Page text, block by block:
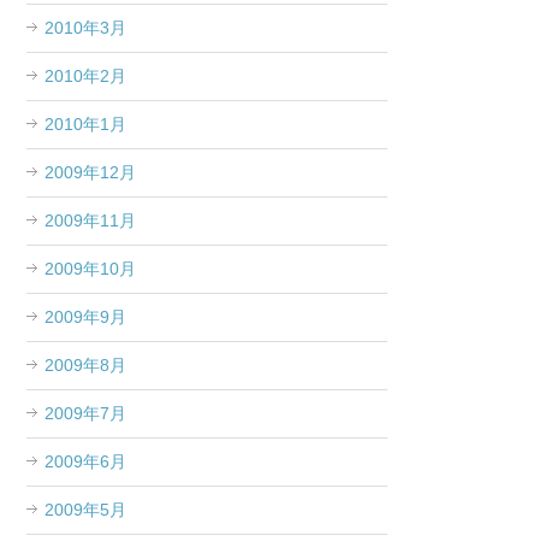
2010年3月
2010年2月
2010年1月
2009年12月
2009年11月
2009年10月
2009年9月
2009年8月
2009年7月
2009年6月
2009年5月